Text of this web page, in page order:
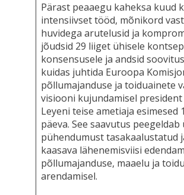
Pärast peaaegu kaheksa kuud
intensiivset tööd, mõnikord
huvidega arutelusid ja
jõudsid 29 liiget ühisele
konsensusele ja andsid
kuidas juhtida Euroopa
põllumajanduse ja toiduainete
visiooni kujundamisel
Leyeni teise ametiaja esimesed
päeva. See saavutus peegeldab
pühendumust tasakaalustatud
kaasava lähenemisviisi
põllumajanduse, maaelu ja
arendamisel.